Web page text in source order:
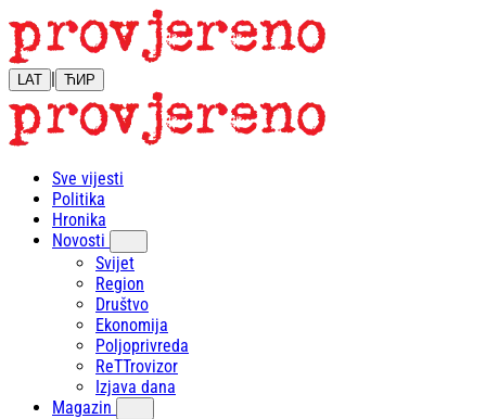
LAT | ЋИР
Sve vijesti
Politika
Hronika
Novosti
Svijet
Region
Društvo
Ekonomija
Poljoprivreda
ReTTrovizor
Izjava dana
Magazin